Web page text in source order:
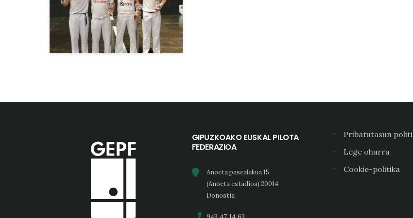
GIPUZKOAKO EUSKAL PILOTA
FEDERAZIOA
Anoeta pasealekua 15
(Anoeta estadioa) 20014
Donostia
Pribatutasun
Lege oharra
Cookie-politika